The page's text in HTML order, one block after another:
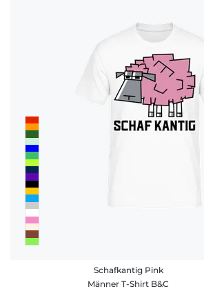
Schafkantig Pink
Männer T-Shirt B&C